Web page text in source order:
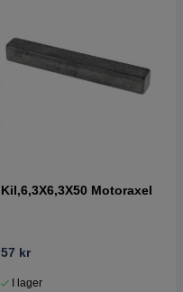
Kil,6,3X6,3X50 Motoraxel
57 kr
I lager